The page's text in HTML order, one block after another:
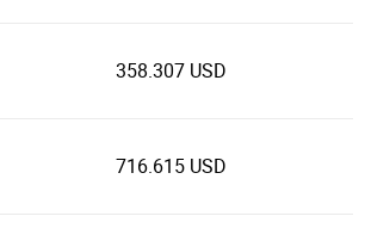
358.307 USD
716.615 USD